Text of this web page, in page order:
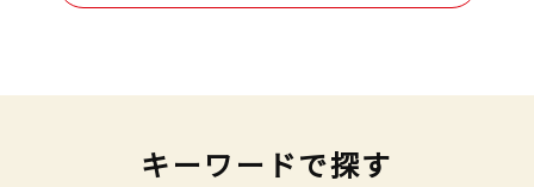
キーワードで探す